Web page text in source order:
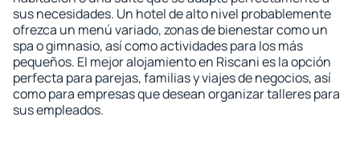
sus necesidades. Un hotel de alto nivel probablemente
ofrezca un menú variado, zonas de bienestar como un
spa o gimnasio, así como actividades para los más
pequeños. El mejor alojamiento en Riscani es la opción
perfecta para parejas, familias y viajes de negocios, así
como para empresas que desean organizar talleres para
sus empleados.